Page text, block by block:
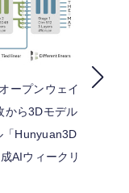
ープンウェイ
から3Dモデル
「Hunyuan3D
AIウィークリ